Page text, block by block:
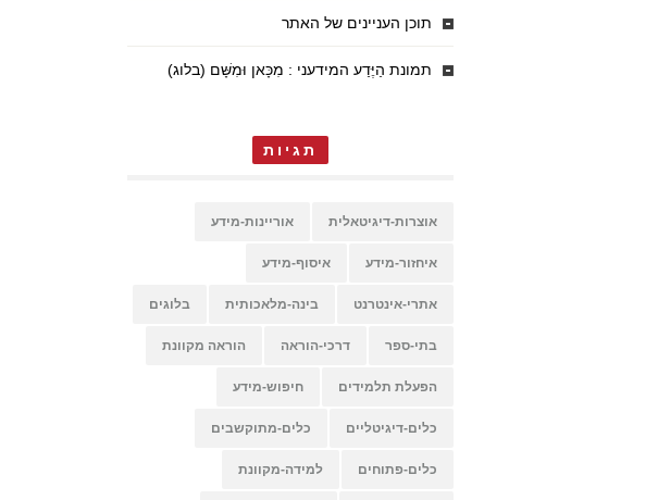
תוכן העניינים של האתר
תמונת הַיֶּדַע המידעני : מִכָּאן וּמִשָּׁם (בלוג)
תגיות
אוצרות-דיגיטאלית אוריינות-מידע
איחזור-מידע איסוף-מידע
אתרי-אינטרנט בינה-מלאכותית בלוגים
בתי-ספר דרכי-הוראה הוראה מקוונת
הפעלת תלמידים חיפוש-מידע
כלים-דיגיטליים כלים-מתוקשבים
כלים-פתוחים למידה-מקוונת